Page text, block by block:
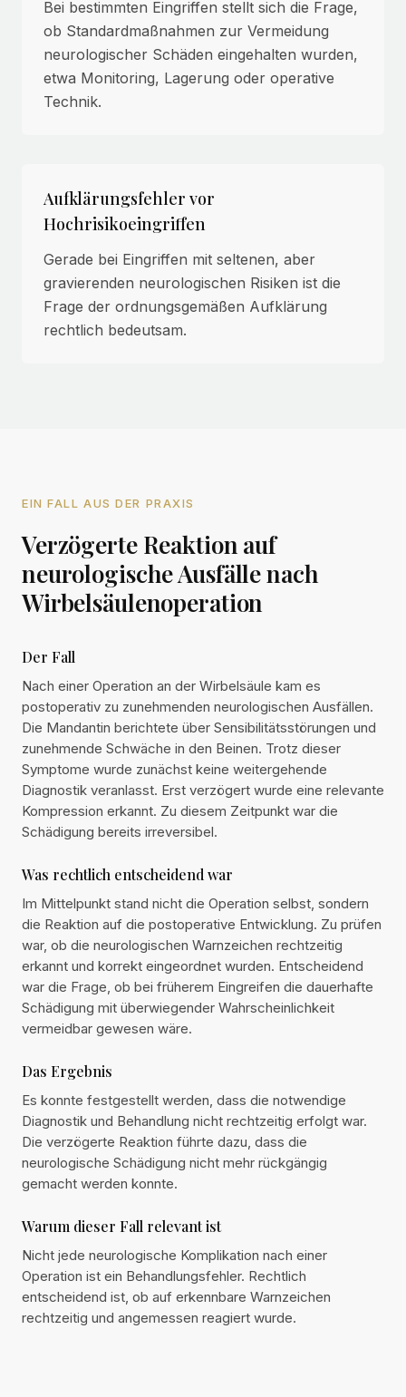
Bei bestimmten Eingriffen stellt sich die Frage,
ob Standardmaßnahmen zur Vermeidung
neurologischer Schäden eingehalten wurden,
etwa Monitoring, Lagerung oder operative
Technik.
Aufklärungsfehler vor
Hochrisikoeingriffen
Gerade bei Eingriffen mit seltenen, aber
gravierenden neurologischen Risiken ist die
Frage der ordnungsgemäßen Aufklärung
rechtlich bedeutsam.
EIN FALL AUS DER PRAXIS
Verzögerte Reaktion auf
neurologische Ausfälle nach
Wirbelsäulenoperation
Der Fall
Nach einer Operation an der Wirbelsäule kam es
postoperativ zu zunehmenden neurologischen Ausfällen.
Die Mandantin berichtete über Sensibilitätsstörungen und
zunehmende Schwäche in den Beinen. Trotz dieser
Symptome wurde zunächst keine weitergehende
Diagnostik veranlasst. Erst verzögert wurde eine relevante
Kompression erkannt. Zu diesem Zeitpunkt war die
Schädigung bereits irreversibel.
Was rechtlich entscheidend war
Im Mittelpunkt stand nicht die Operation selbst, sondern
die Reaktion auf die postoperative Entwicklung. Zu prüfen
war, ob die neurologischen Warnzeichen rechtzeitig
erkannt und korrekt eingeordnet wurden. Entscheidend
war die Frage, ob bei früherem Eingreifen die dauerhafte
Schädigung mit überwiegender Wahrscheinlichkeit
vermeidbar gewesen wäre.
Das Ergebnis
Es konnte festgestellt werden, dass die notwendige
Diagnostik und Behandlung nicht rechtzeitig erfolgt war.
Die verzögerte Reaktion führte dazu, dass die
neurologische Schädigung nicht mehr rückgängig
gemacht werden konnte.
Warum dieser Fall relevant ist
Nicht jede neurologische Komplikation nach einer
Operation ist ein Behandlungsfehler. Rechtlich
entscheidend ist, ob auf erkennbare Warnzeichen
rechtzeitig und angemessen reagiert wurde.